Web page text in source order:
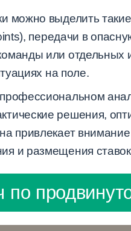
можно выделить
передачи в
или отдельных
на поле.
решения,
привлекает
и размещения
по